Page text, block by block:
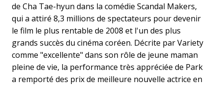
de Cha Tae-hyun dans la comédie Scandal Makers,
qui a attiré 8,3 millions de spectateurs pour devenir
le film le plus rentable de 2008 et l'un des plus
grands succès du cinéma coréen. Décrite par Variety
comme "excellente" dans son rôle de jeune maman
pleine de vie, la performance très appréciée de Park
a remporté des prix de meilleure nouvelle actrice en